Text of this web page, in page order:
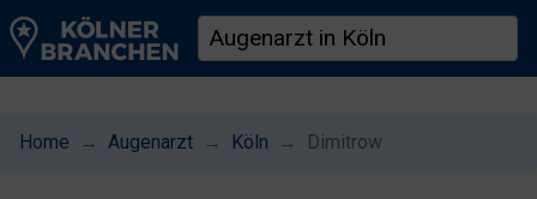
Home Augenarzt Köln Dimitrow